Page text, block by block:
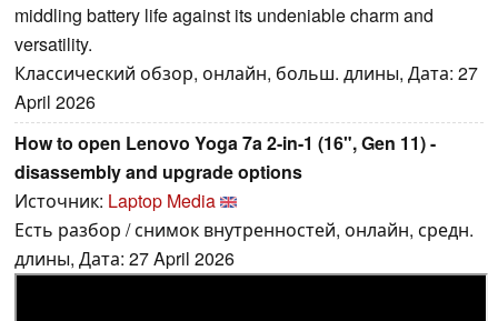
middling battery life against its undeniable charm and
versatility.
Классический обзор, онлайн, больш. длины, Дата: 27
April 2026
How to open Lenovo Yoga 7a 2-in-1 (16", Gen 11) -
disassembly and upgrade options
Источник: Laptop Media
Есть разбор / снимок внутренностей, онлайн, средн.
длины, Дата: 27 April 2026